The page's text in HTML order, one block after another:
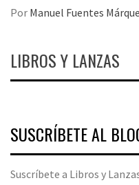
Por Manuel Fuentes
LIBROS Y LANZAS
SUSCRÍBETE AL
Suscríbete a Libros y